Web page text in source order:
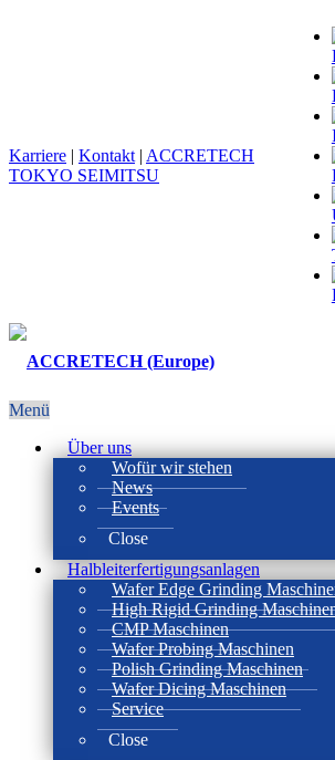
Karriere | Kontakt | ACCRETECH
TOKYO SEIMITSU
Menü
Über uns
Wofür wir stehen
News
Events
Close
Halbleiterfertigungsanlagen
Wafer Edge Grinding
High Rigid Grinding
CMP Maschinen
Wafer Probing Maschinen
Polish Grinding Maschinen
Wafer Dicing Maschinen
Service
Close